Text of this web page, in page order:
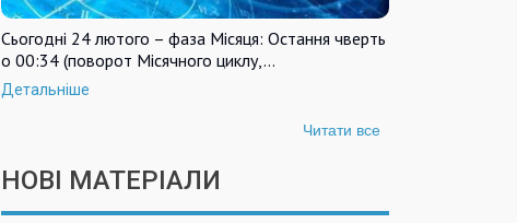
Сьогодні 24 лютого – фаза Місяця: Остання чверть
о 00:34 (поворот Місячного циклу,…
Детальніше
Читати все
НОВІ МАТЕРІАЛИ